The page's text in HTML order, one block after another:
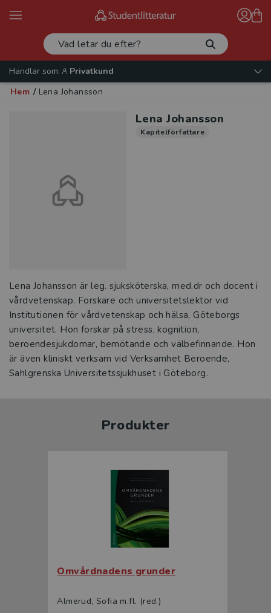
Handlar som:
Privatkund
Hem / Lena Johansson
Lena Johansson
Kapitelförfattare
Lena Johansson är leg. sjuksköterska, med.dr och docent i
vårdvetenskap. Forskare och universitetslektor vid
Institutionen för vårdvetenskap och hälsa, Göteborgs
universitet. Hon forskar på stress, kognition,
beroendesjukdomar, bemötande och välbefinnande. Hon
är även kliniskt verksam vid Verksamhet Beroende,
Sahlgrenska Universitetssjukhuset i Göteborg.
Produkter
Omvårdnadens grunder
Almerud, Sofia m.fl. (red.)